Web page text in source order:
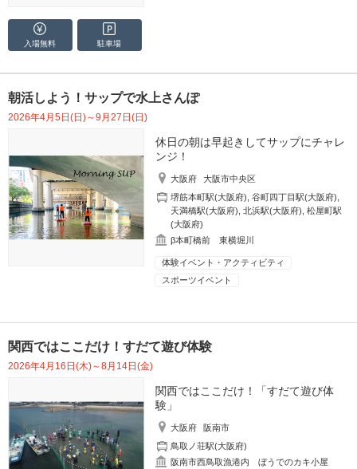
入場無料 駐車場
朝活しよう！サップで水上さんぽ
2026年4月5日(日)～9月27日(日)
休日の朝は早起きしてサップにチャレ
ンジ！
大阪府
大阪市中央区
堺筋本町駅(大阪府) ,谷町四丁目駅(大阪府)
天満橋駅(大阪府) ,北浜駅(大阪府) ,松屋町駅
(大阪府)
β本町橋前 東横堀川
体験イベント・アクティビティ
スポーツイベント
関西ではここだけ！すだて遊び体験
2026年4月16日(木)～8月14日(金)
関西ではここだけ！「すだて遊び体
験」
大阪府
阪南市
鳥取ノ荘駅(大阪府)
阪南市西鳥取漁港内 ぼうでのカキ小屋